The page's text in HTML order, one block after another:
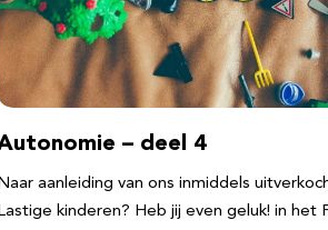
– deel 4
aanleiding van ons inmiddels
kinderen? Heb jij even geluk! in het